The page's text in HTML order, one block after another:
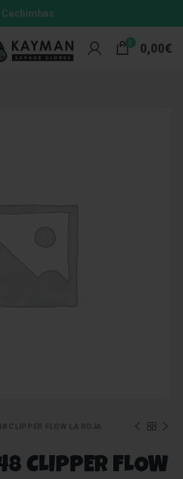
0 0,00€
CLIPPER FLOW LA ROJA
CLIPPER FLOW